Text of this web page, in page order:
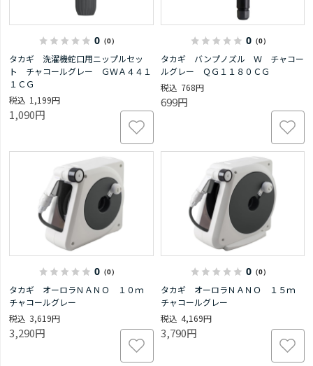
0 （0）
タカギ 洗濯機蛇口用ニップルセッ
ト チャコールグレー ＧＷＡ４４１
１ＣＧ
1,199円
1,090円
0（0）
タカギ バンプノズル Ｗ チャコー
ルグレー ＱＧ１１８０ＣＧ
768円
699円
0 （0）
タカギ オーロラＮＡＮＯ １０ｍ
チャコールグレー
3,619円
3,290円
0（0）
タカギ オーロラＮＡＮＯ １５ｍ
チャコールグレー
4,169円
3,790円